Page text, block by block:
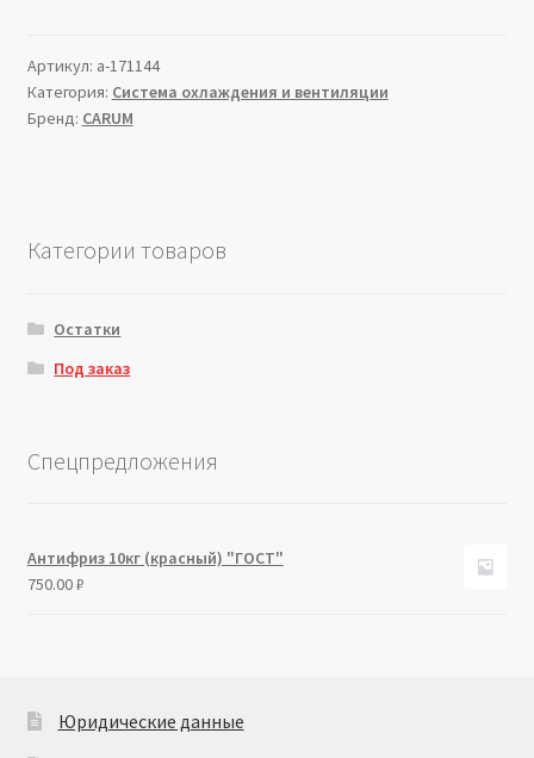
Артикул: a-171144
Категория: Система охлаждения и вентиляции
Бренд: CARUM
Категории товаров
Остатки
Под заказ
Спецпредложения
Антифриз 10кг (красный) "ГОСТ"
750.00₽
Юридические данные